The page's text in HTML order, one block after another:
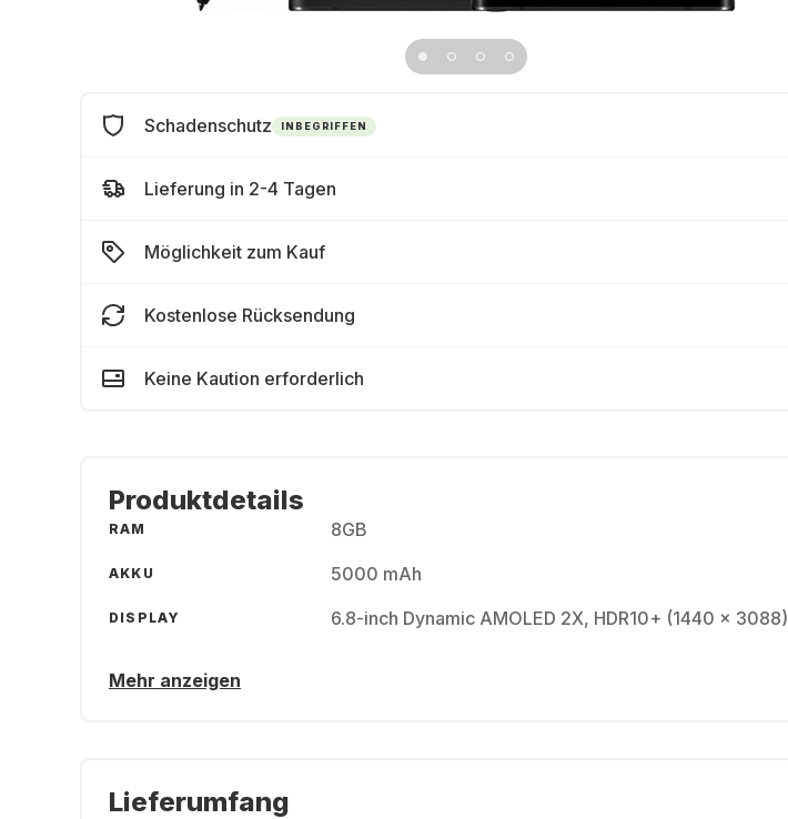
Schadenschutz INBEGRIFFEN
Lieferung in 2-4 Tagen
Möglichkeit zum Kauf
Kostenlose Rücksendung
Keine Kaution erforderlich
Produktdetails
RAM 8GB
AKKU 5000 mAh
DISPLAY 6.8-inch Dynamic AMOLED 2X, HDR10+ (1440 x 3088)
Mehr anzeigen
Lieferumfang